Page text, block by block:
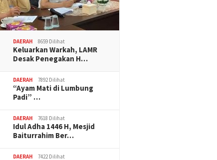
DAERAH 8659 Dilihat
Keluarkan Warkah, LAMR
Desak Penegakan H…
DAERAH 7892 Dilihat
“Ayam Mati di Lumbung
Padi” …
DAERAH 7618 Dilihat
Idul Adha 1446 H, Mesjid
Baiturrahim Ber…
DAERAH 7422 Dilihat